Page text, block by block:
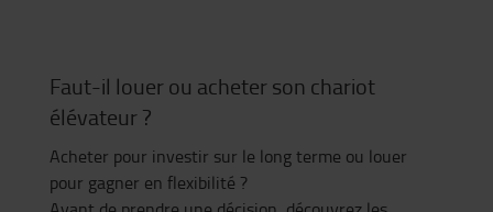
Faut-il louer ou acheter son chariot
élévateur ?
Acheter pour investir sur le long terme ou louer
pour gagner en flexibilité ?